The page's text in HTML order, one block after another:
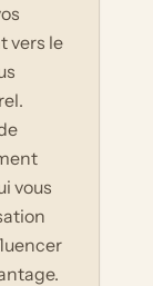
vers le
vous